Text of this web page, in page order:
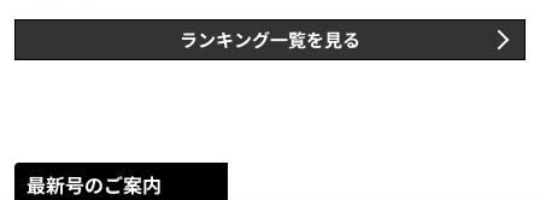
ランキング一覧を見る
最新号のご案内